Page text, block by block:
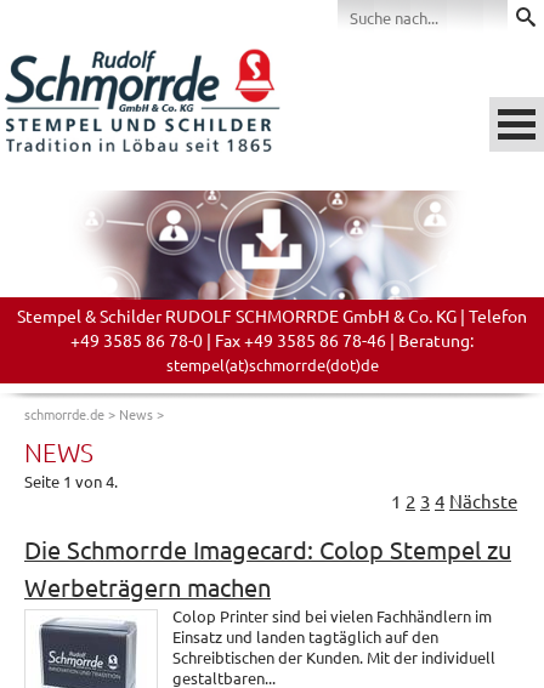
Stempel & Schilder RUDOLF SCHMORRDE GmbH & Co. KG | Telefon
+49 3585 86 78-0 | Fax +49 3585 86 78-46 | Beratung:
stempel(at)schmorrde(dot)de
schmorrde.de> News>
NEWS
Seite 1 von 4.
1 2 3 4 Nächste
Die Schmorrde Imagecard: Colop Stempel zu
Werbeträgern machen
Colop Printer sind bei vielen Fachhändlern im
Einsatz und landen tagtäglich auf den
Schreibtischen der Kunden. Mit der individuell
gestaltbaren...